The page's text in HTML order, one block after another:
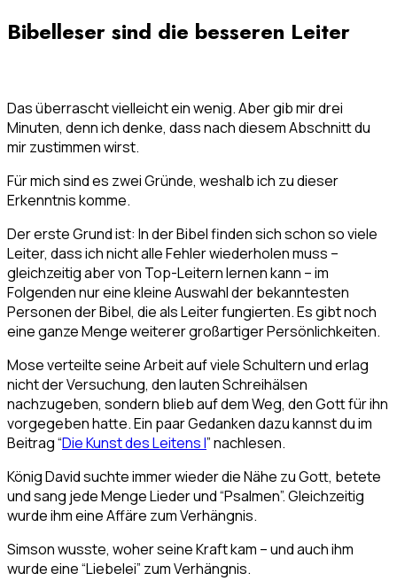
Bibelleser sind die besseren Leiter
Das überrascht vielleicht ein wenig. Aber gib mir drei
Minuten, denn ich denke, dass nach diesem Abschnitt du
mir zustimmen wirst.
Für mich sind es zwei Gründe, weshalb ich zu dieser
Erkenntnis komme.
Der erste Grund ist: In der Bibel finden sich schon so viele
Leiter, dass ich nicht alle Fehler wiederholen muss –
gleichzeitig aber von Top-Leitern lernen kann – im
Folgenden nur eine kleine Auswahl der bekanntesten
Personen der Bibel, die als Leiter fungierten. Es gibt noch
eine ganze Menge weiterer großartiger Persönlichkeiten.
Mose verteilte seine Arbeit auf viele Schultern und erlag
nicht der Versuchung, den lauten Schreihälsen
nachzugeben, sondern blieb auf dem Weg, den Gott für ihn
vorgegeben hatte. Ein paar Gedanken dazu kannst du im
Beitrag “Die Kunst des Leitens I” nachlesen.
König David suchte immer wieder die Nähe zu Gott, betete
und sang jede Menge Lieder und “Psalmen”. Gleichzeitig
wurde ihm eine Affäre zum Verhängnis.
Simson wusste, woher seine Kraft kam – und auch ihm
wurde eine “Liebelei” zum Verhängnis.